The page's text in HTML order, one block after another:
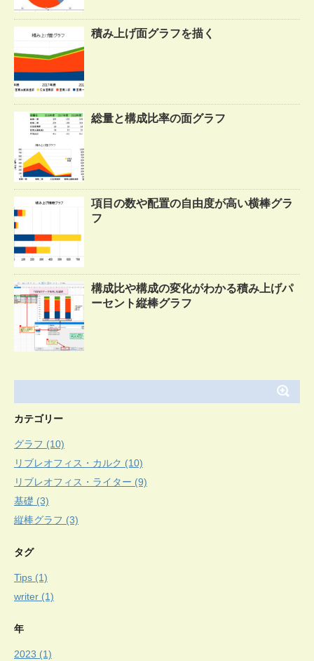
積み上げ面グラフを描く
総量と構成比率の面グラフ
項目の数や配置の自由度が高い横棒グラ
フ
構成比や構成の変化がわかる積み上げパ
ーセント縦棒グラフ
カテゴリー
グラフ (10)
リブレオフィス・カルク (10)
リブレオフィス・ライター (9)
基礎 (3)
縦棒グラフ (3)
タグ
Tips (1)
writer (1)
年
2023 (1)